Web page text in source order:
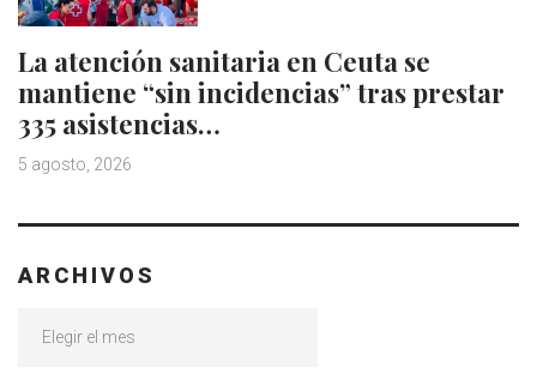
La atención sanitaria en Ceuta se
mantiene “sin incidencias” tras prestar
335 asistencias…
5 agosto, 2026
ARCHIVOS